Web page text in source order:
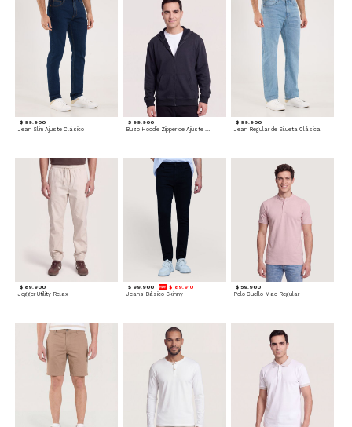
$ 99.900
Jean Slim Ajuste Clásico
$ 99.900 $ 99.900
Jean Regular de Silueta Clásica
$ 89.900
Jogger Utility Relax
$ 99.900 $ 89.910
Jeans Básico Skinny
$ 59.900
Polo Cuello Mao Regular